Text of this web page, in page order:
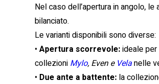
Nel caso dell’apertura in angolo,
bilanciato.
Le varianti disponibili sono diverse:
• Apertura scorrevole:ideale per
collezioni Mylo, Even e Velanelle
• Due ante a battente: la